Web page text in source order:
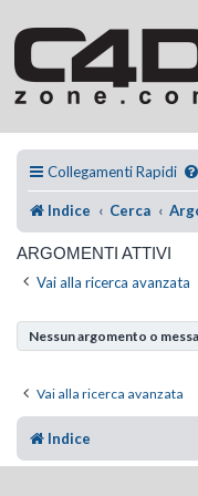
Collegamenti Rapidi
Indice Cerca
ARGOMENTI ATTIVI
Vai alla ricerca avanzata
Nessun argomento o
Vai alla ricerca avanzata
Indice